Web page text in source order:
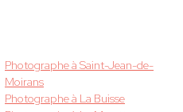
Photographe à Saint-Jean-de-
Moirans
Photographe à La Buisse